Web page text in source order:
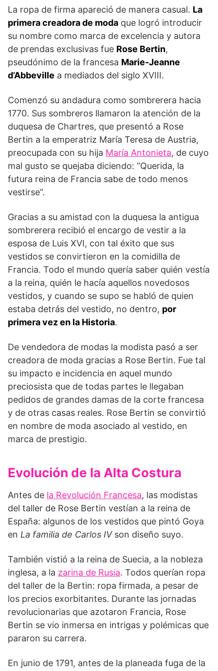
La ropa de firma apareció de manera casual. La
primera creadora de moda que logró introducir
su nombre como marca de excelencia y autora
de prendas exclusivas fue Rose Bertin,
pseudónimo de la francesa Marie-Jeanne
d’Abbeville a mediados del siglo XVIII.
Comenzó su andadura como sombrerera hacia
1770. Sus sombreros llamaron la atención de la
duquesa de Chartres, que presentó a Rose
Bertin a la emperatriz María Teresa de Austria,
preocupada con su hija María Antonieta, de cuyo
mal gusto se quejaba diciendo: “Querida, la
futura reina de Francia sabe de todo menos
vestirse”.
Gracias a su amistad con la duquesa la antigua
sombrerera recibió el encargo de vestir a la
esposa de Luis XVI, con tal éxito que sus
vestidos se convirtieron en la comidilla de
Francia. Todo el mundo quería saber quién vestía
a la reina, quién le hacía aquellos novedosos
vestidos, y cuando se supo se habló de quien
estaba detrás del vestido, no dentro, por
primera vez en la Historia.
De vendedora de modas la modista pasó a ser
creadora de moda gracias a Rose Bertin. Fue tal
su impacto e incidencia en aquel mundo
preciosista que de todas partes le llegaban
pedidos de grandes damas de la corte francesa
y de otras casas reales. Rose Bertin se convirtió
en nombre de moda asociado al vestido, en
marca de prestigio.
Evolución de la Alta Costura
Antes de la Revolución Francesa, las modistas
del taller de Rose Bertin vestían a la reina de
España: algunos de los vestidos que pintó Goya
en La familia de Carlos IV son diseño suyo.
También vistió a la reina de Suecia, a la nobleza
inglesa, a la zarina de Rusia. Todos querían ropa
del taller de la Bertin: ropa firmada, a pesar de
los precios exorbitantes. Durante las jornadas
revolucionarias que azotaron Francia, Rose
Bertin se vio inmersa en intrigas y polémicas que
pararon su carrera.
En junio de 1791, antes de la planeada fuga de la